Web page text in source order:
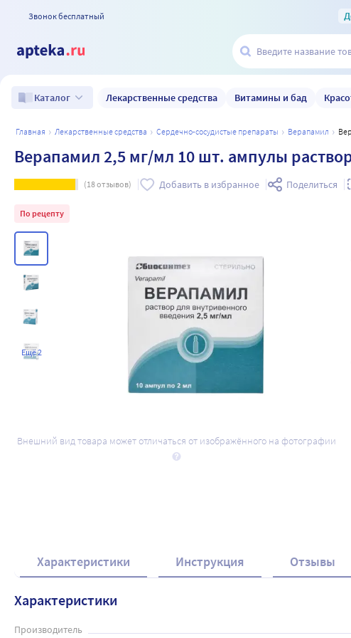
Звонок бесплатный
Каталог Лекарственные средства Витамины и бад
главная лекарственные средства сердечно-сосудистые препараты верапамил
Верапамил 2,5 мг/мл 10 шт. ампулы
(18отзывов) Добавить в избранное Поделиться
По рецепту
Ещё 2
Внешний вид товара может отличаться от изображённого на фотографии
Характеристики Инструкция Отзывы
Характеристики
Производитель